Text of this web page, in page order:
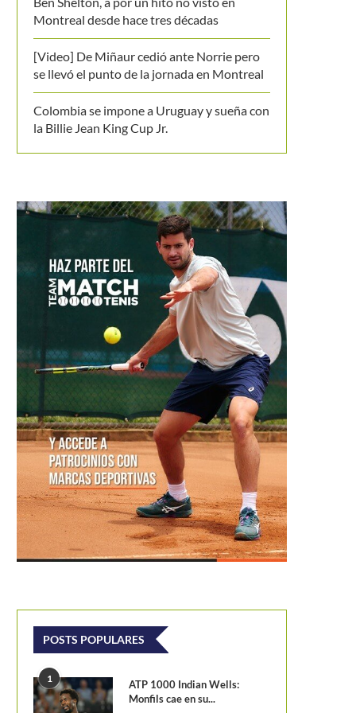
Montreal desde hace tres décadas
[Video] De Miñaur cedió ante Norrie pero
se llevó el punto de la jornada en Montreal
Colombia se impone a Uruguay y sueña con
la Billie Jean King Cup Jr.
POSTS POPULARES
1
ATP 1000 Indian Wells:
Monfils cae en su...